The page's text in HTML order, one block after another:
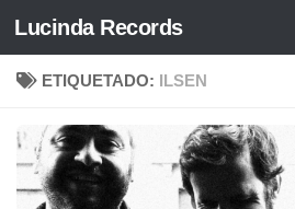
Saltar al contenido
Lucinda Records
ETIQUETADO: ILSEN